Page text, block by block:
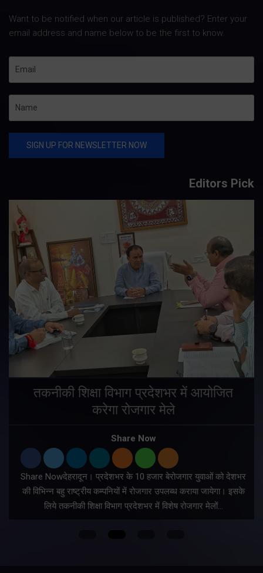
Want to be notified when our article is published? Enter your
email address and name below to be the first to know.
Editors Pick
तकनीकी शिक्षा विभाग प्रदेशभर में आयोजित
करेगा रोजगार मेले
Share Now
Share Nowदेहरादून। प्रदेशभर के 10 हजार बेरोजगार युवाओं को देशभर
की विभिन्न बहु राष्ट्रीय कम्पनियों में रोजगार उपलब्ध कराया जायेगा। इसके
लिये तकनीकी शिक्षा विभाग प्रदेशभर में विशेष रोजगार मेलों…